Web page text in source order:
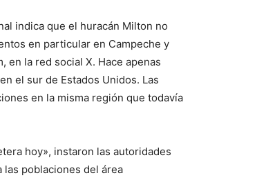
indica que el huracán Milton no
en particular en Campeche y
en la red social X. Hace apenas
el sur de Estados Unidos. Las
en la misma región que todavía
hoy», instaron las autoridades
poblaciones del área